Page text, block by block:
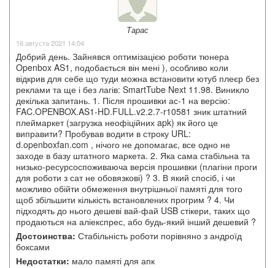
Тарас
16 августа 2021 14:04
Добрий день. Зайнявся оптимізацією роботи тюнера
Openbox AS1, подобається він мені ), особливо коли
відкрив для себе що туди можна встановити ютуб плеєр без
реклами та ще і без лагів: SmartTube Next 11.98. Виникло
декілька запитань. 1. Після прошивки ас-1 на версію:
FAC.OPENBOX.AS1-HD.FULL.v2.2.7-r10581 зник штатний
плеймаркет (загрузка неофіційних apk) як його це
виправити? Пробував водити в строку URL:
d.openboxfan.com , нічого не допомагає, все одно не
заходе в базу штатного маркета. 2. Яка сама стабільна та
низько-ресурсоспоживаюча версія прошивки (плагіни проги
для роботи з сат не обовязкові) ? 3. В який спосіб, і чи
можливо обійти обмеження внутрішньої памяті для того
щоб збільшити кількість встановлених прогрим ? 4. Чи
підходять до нього дешеві вай-фай USB стікери, таких що
продаються на аліекспрес, або будь-який інший дешевий ?
Достоинства: Стабільність роботи порівняно з андроїд
боксами
Недостатки: мало памяті для апк